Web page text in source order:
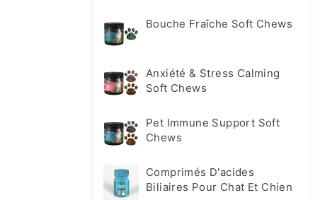
Bouche Fraîche Soft Chews
Anxiété & Stress Calming
Soft Chews
Pet Immune Support Soft
Chews
Comprimés D'acides
Biliaires Pour Chat Et Chien